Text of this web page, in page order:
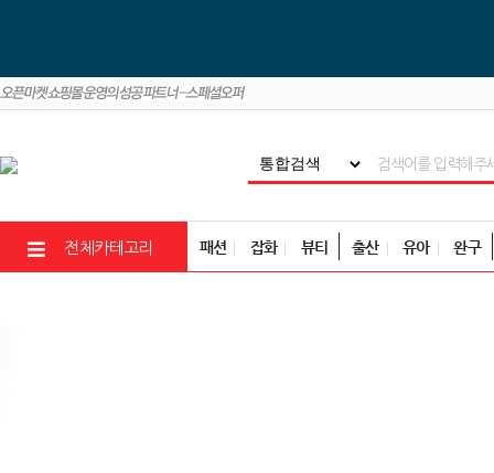
전체카테고리 패션 잡화 뷰티 출산 유아 완구